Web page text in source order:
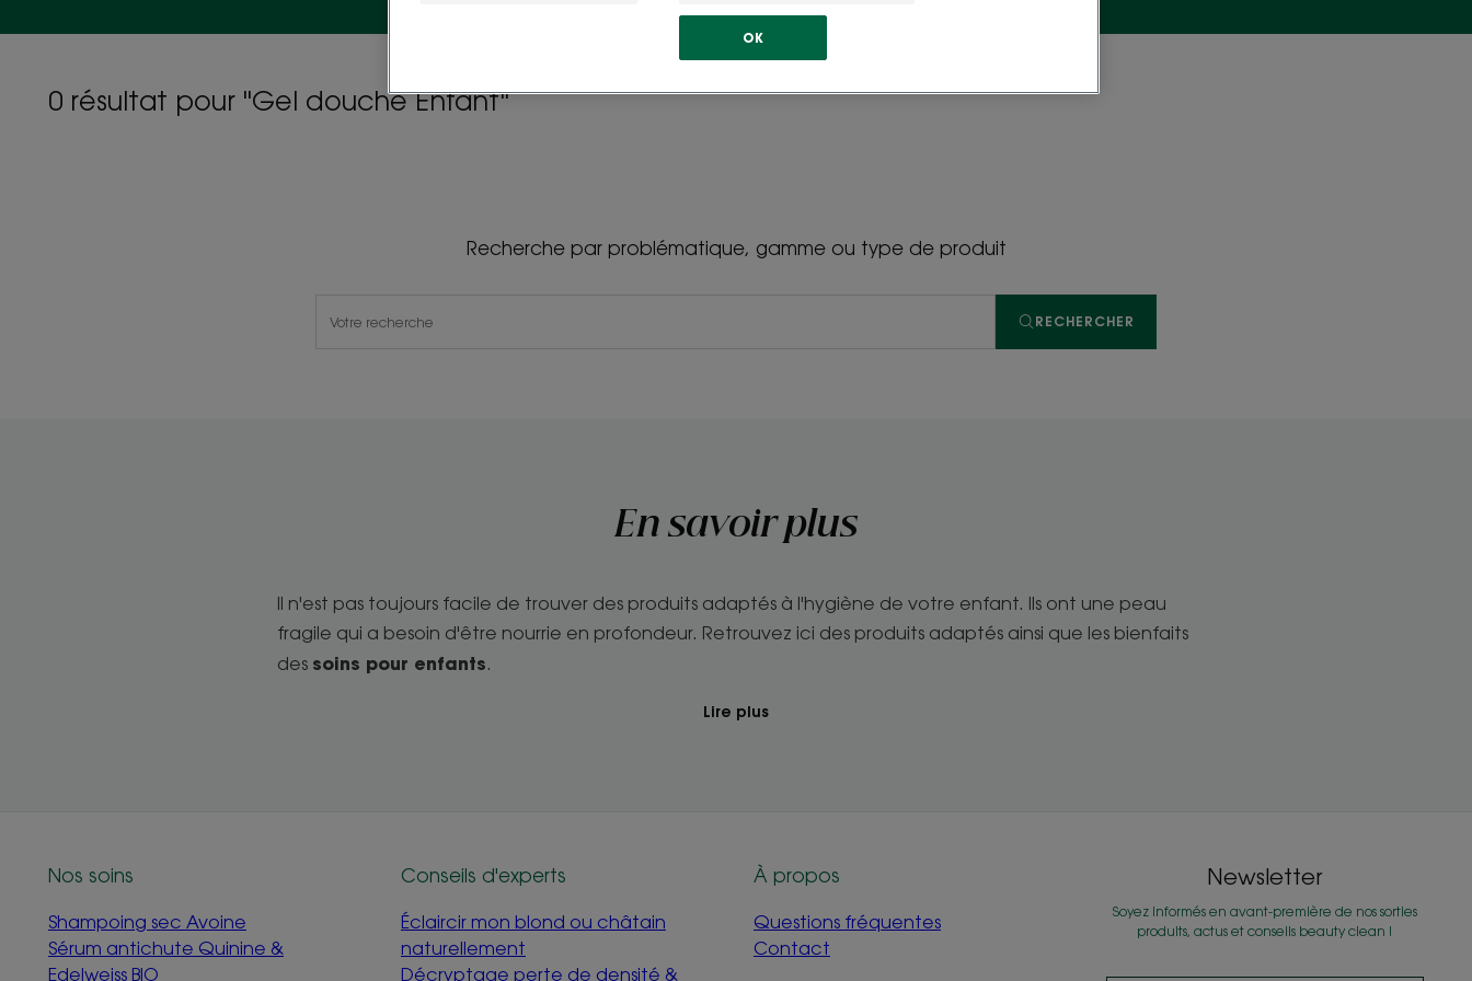
0 résultat pour "Gel douche Enfant"
Recherche par problématique, gamme ou type de produit
RECHERCHER
En savoir plus
Il n'est pas toujours facile de trouver des produits adaptés à l'hygiène de votre enfant. Ils ont une peau
fragile qui a besoin d'être nourrie en profondeur. Retrouvez ici des produits adaptés ainsi que les bienfaits
des soins pour enfants.
Lire plus
Newsletter
Soyez informés en avant-première de nos sorties
produits, actus et conseils beauty clean !
Nos soins
Shampoing sec Avoine
Sérum antichute Quinine &
Edelweiss BIO
Conseils d'experts
Éclaircir mon blond ou châtain
naturellement
Décryptage perte de densité &
À propos
Questions fréquentes
Contact
OK